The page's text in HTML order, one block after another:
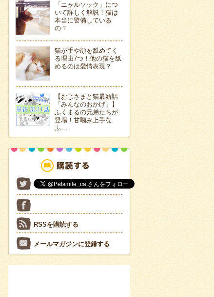
「ニャルソック」につ
いて詳しく解説！猫は
本当に警備している
の？
猫が手や顔を舐めてく
る理由7つ！他の猫を舐
めるのは愛情表現？
【おじさまと猫最新話
「みんなのおかげ」】
ふくまるの兄弟たちが
登場！甘噛み上手な
ふ…
RSSを購読する
メールマガジンに登録する